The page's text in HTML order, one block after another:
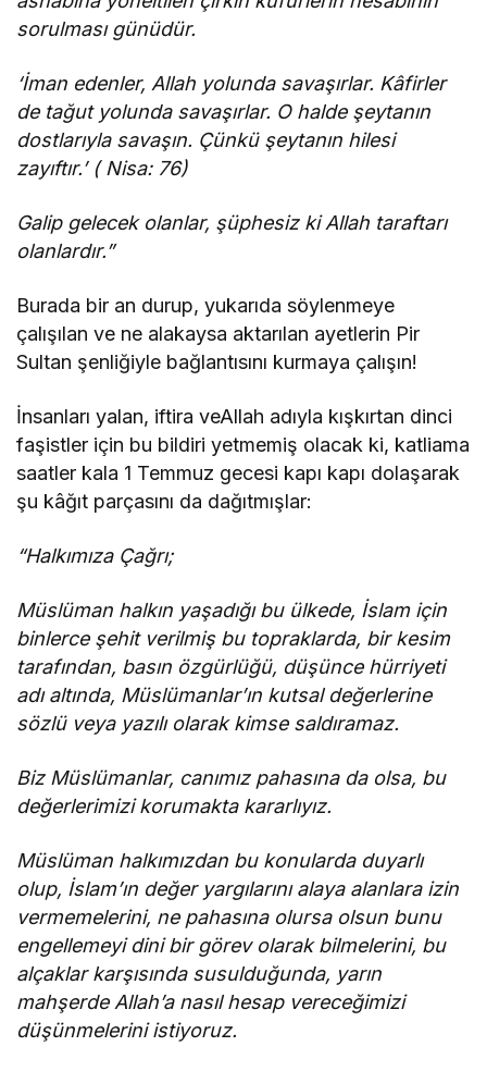
sorulması günüdür.
‘İman edenler, Allah yolunda savaşırlar. Kâfirler
de tağut yolunda savaşırlar. O halde şeytanın
dostlarıyla savaşın. Çünkü şeytanın hilesi
zayıftır.’ ( Nisa: 76)
Galip gelecek olanlar, şüphesiz ki Allah taraftarı
olanlardır.”
Burada bir an durup, yukarıda söylenmeye
çalışılan ve ne alakaysa aktarılan ayetlerin Pir
Sultan şenliğiyle bağlantısını kurmaya çalışın!
İnsanları yalan, iftira veAllah adıyla kışkırtan dinci
faşistler için bu bildiri yetmemiş olacak ki, katliama
saatler kala 1 Temmuz gecesi kapı kapı dolaşarak
şu kâğıt parçasını da dağıtmışlar:
“Halkımıza Çağrı;
Müslüman halkın yaşadığı bu ülkede, İslam için
binlerce şehit verilmiş bu topraklarda, bir kesim
tarafından, basın özgürlüğü, düşünce hürriyeti
adı altında, Müslümanlar’ın kutsal değerlerine
sözlü veya yazılı olarak kimse saldıramaz.
Biz Müslümanlar, canımız pahasına da olsa, bu
değerlerimizi korumakta kararlıyız.
Müslüman halkımızdan bu konularda duyarlı
olup, İslam’ın değer yargılarını alaya alanlara izin
vermemelerini, ne pahasına olursa olsun bunu
engellemeyi dini bir görev olarak bilmelerini, bu
alçaklar karşısında susulduğunda, yarın
mahşerde Allah’a nasıl hesap vereceğimizi
düşünmelerini istiyoruz.